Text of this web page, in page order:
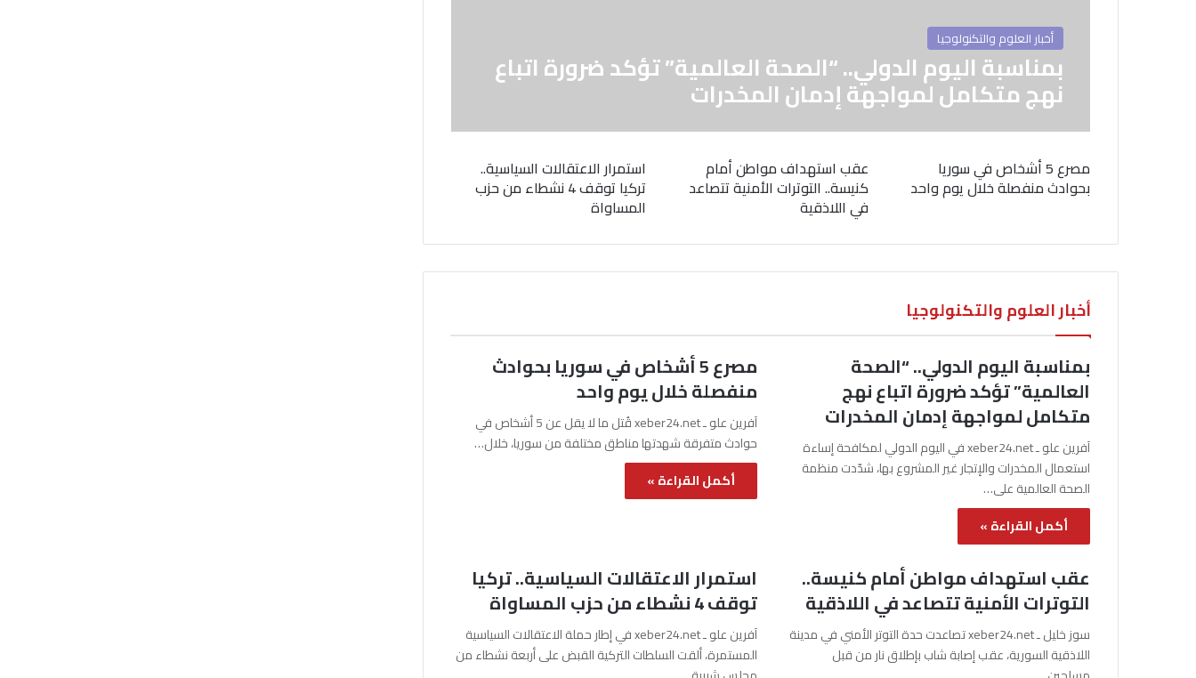
أخبار العلوم والتكنولوجيا
بمناسبة اليوم الدولي.. “الصحة العالمية” تؤكد ضرورة اتباع
نهج متكامل لمواجهة إدمان المخدرات
مصرع 5 أشخاص في سوريا
بحوادث منفصلة خلال يوم واحد
عقب استهداف مواطن أمام
كنيسة.. التوترات الأمنية تتصاعد
في اللاذقية
استمرار الاعتقالات السياسية..
تركيا توقف 4 نشطاء من حزب
المساواة
أخبار العلوم والتكنولوجيا
بمناسبة اليوم الدولي.. “الصحة
العالمية” تؤكد ضرورة اتباع نهج
متكامل لمواجهة إدمان المخدرات
آفرين علو ـ xeber24.net في اليوم الدولي لمكافحة إساءة
استعمال المخدرات والإتجار غير المشروع بها، شدّدت منظمة
الصحة العالمية على…
أكمل القراءة »
مصرع 5 أشخاص في سوريا بحوادث
منفصلة خلال يوم واحد
آفرين علو ـ xeber24.net قُتل ما لا يقل عن 5 أشخاص في
حوادث متفرقة شهدتها مناطق مختلفة من سوريا، خلال…
أكمل القراءة »
عقب استهداف مواطن أمام كنيسة..
التوترات الأمنية تتصاعد في اللاذقية
سوز خليل ـ xeber24.net تصاعدت حدة التوتر الأمني في مدينة
اللاذقية السورية، عقب إصابة شاب بإطلاق نار من قبل
استمرار الاعتقالات السياسية.. تركيا
توقف 4 نشطاء من حزب المساواة
آفرين علو ـ xeber24.net في إطار حملة الاعتقالات السياسية
المستمرة، ألقت السلطات التركية القبض على أربعة نشطاء من